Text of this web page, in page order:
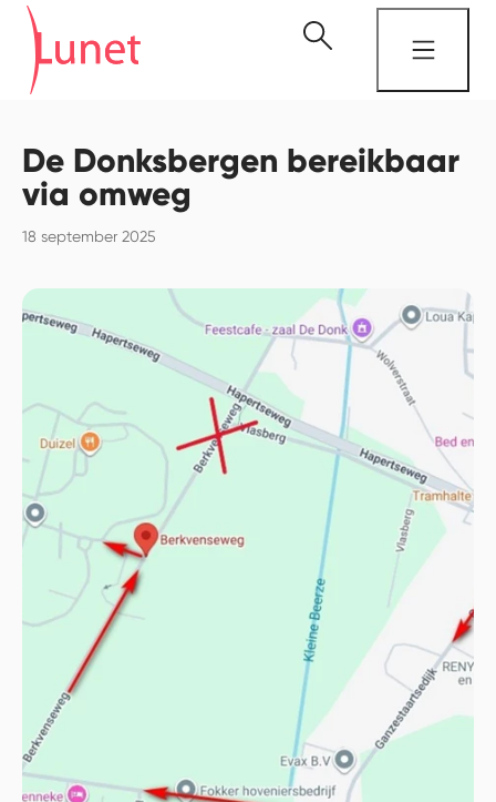
De Donksbergen bereikbaar
via omweg
18 september 2025